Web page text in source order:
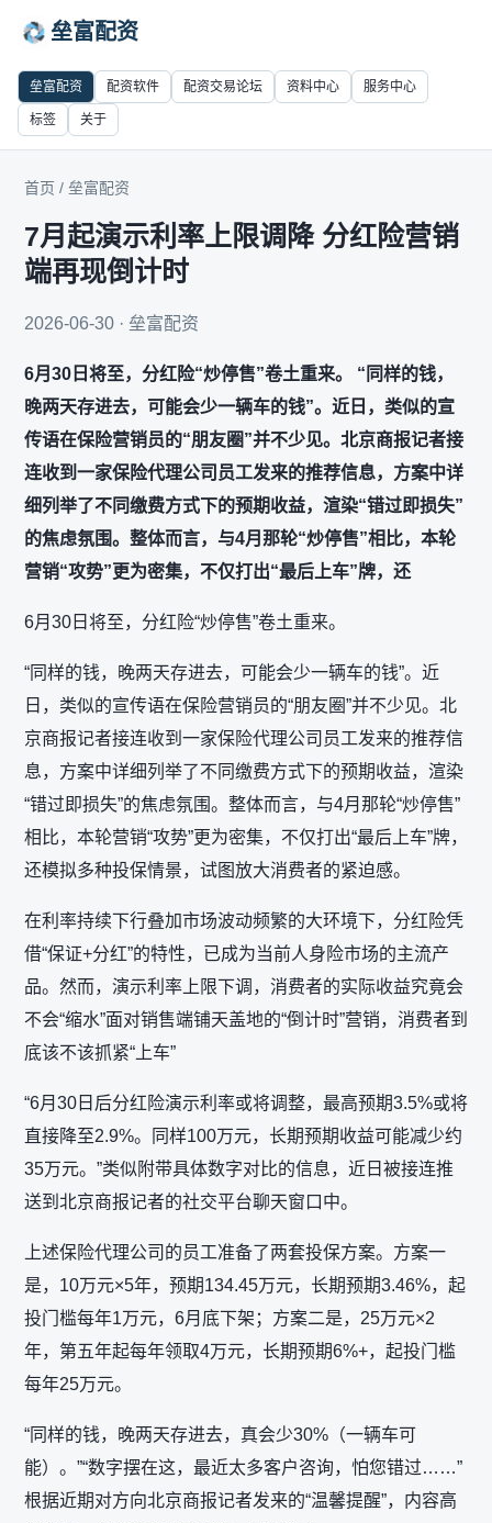
垒富配资
垒富配资 配资软件 配资交易论坛 资料中心 服务中心
标签 关于
首页 / 垒富配资
7月起演示利率上限调降 分红险营销
端再现倒计时
2026-06-30 · 垒富配资
6月30日将至，分红险“炒停售”卷土重来。 “同样的钱，
晚两天存进去，可能会少一辆车的钱”。近日，类似的宣
传语在保险营销员的“朋友圈”并不少见。北京商报记者接
连收到一家保险代理公司员工发来的推荐信息，方案中详
细列举了不同缴费方式下的预期收益，渲染“错过即损失”
的焦虑氛围。整体而言，与4月那轮“炒停售”相比，本轮
营销“攻势”更为密集，不仅打出“最后上车”牌，还
6月30日将至，分红险“炒停售”卷土重来。
“同样的钱，晚两天存进去，可能会少一辆车的钱”。近
日，类似的宣传语在保险营销员的“朋友圈”并不少见。北
京商报记者接连收到一家保险代理公司员工发来的推荐信
息，方案中详细列举了不同缴费方式下的预期收益，渲染
“错过即损失”的焦虑氛围。整体而言，与4月那轮“炒停售”
相比，本轮营销“攻势”更为密集，不仅打出“最后上车”牌，
还模拟多种投保情景，试图放大消费者的紧迫感。
在利率持续下行叠加市场波动频繁的大环境下，分红险凭
借“保证+分红”的特性，已成为当前人身险市场的主流产
品。然而，演示利率上限下调，消费者的实际收益究竟会
不会“缩水”面对销售端铺天盖地的“倒计时”营销，消费者到
底该不该抓紧“上车”
“6月30日后分红险演示利率或将调整，最高预期3.5%或将
直接降至2.9%。同样100万元，长期预期收益可能减少约
35万元。”类似附带具体数字对比的信息，近日被接连推
送到北京商报记者的社交平台聊天窗口中。
上述保险代理公司的员工准备了两套投保方案。方案一
是，10万元×5年，预期134.45万元，长期预期3.46%，起
投门槛每年1万元，6月底下架；方案二是，25万元×2
年，第五年起每年领取4万元，长期预期6%+，起投门槛
每年25万元。
“同样的钱，晚两天存进去，真会少30%（一辆车可
能）。”“数字摆在这，最近太多客户咨询，怕您错过……”
根据近期对方向北京商报记者发来的“温馨提醒”，内容高